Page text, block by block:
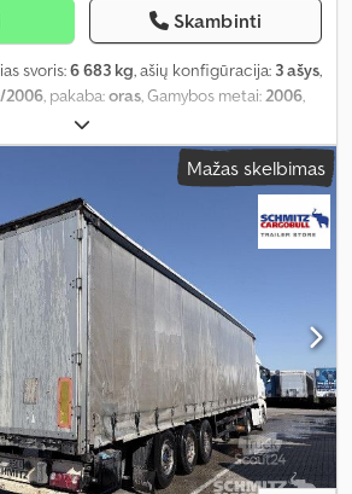
Skambinti
svoris:6 683 kg, ašių konfigūracija: 3 ašys,
2006, pakaba:oras, Gamybos metai:2006,
Mažas skelbimas